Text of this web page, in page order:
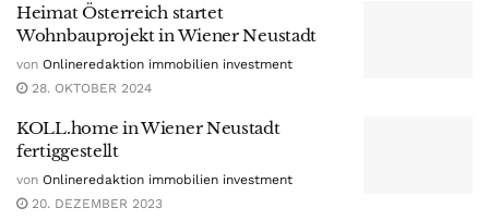
Heimat Österreich startet
Wohnbauprojekt in Wiener Neustadt
von Onlineredaktion immobilien investment
28. OKTOBER 2024
KOLL.home in Wiener Neustadt
fertiggestellt
von Onlineredaktion immobilien investment
20. DEZEMBER 2023